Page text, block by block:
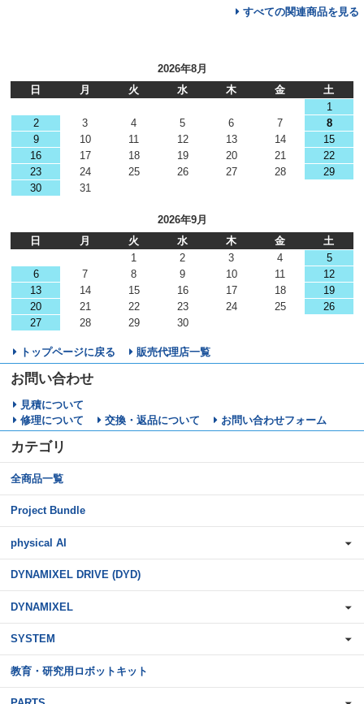
すべての関連商品を見る
2026年8月
日
月 火 水 木 金
土
1
2
3 4 5 6 7
8
9
10 11 12 13 14
15
16
17 18 19 20 21
22
23
24 25 26 27 28
29
30
31
2026年9月
日
月 火 水 木 金
土
1
2 3 4
5
6
7 8 9 10 11
12
13
14 15 16 17 18
19
20
21 22 23 24 25
26
27
28 29 30
トップページに戻る 販売代理店一覧
お問い合わせ
見積について
修理について
交換・返品について お問い合わせフォーム
カテゴリ
全商品一覧
Project Bundle
physical AI
DYNAMIXEL DRIVE (DYD)
DYNAMIXEL
SYSTEM
教育・研究用ロボットキット